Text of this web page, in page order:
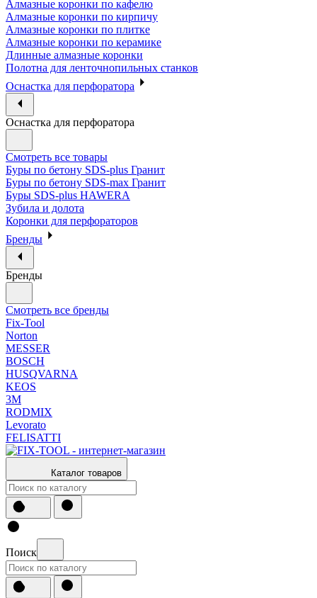
Алмазные коронки по кафелю
Алмазные коронки по кирпичу
Алмазные коронки по плитке
Алмазные коронки по керамике
Длинные алмазные коронки
Полотна для ленточнопильных станков
Оснастка для перфоратора
Оснастка для перфоратора
Смотреть все товары
Буры по бетону SDS-plus Гранит
Буры по бетону SDS-max Гранит
Буры SDS-plus HAWERA
Зубила и долота
Коронки для перфораторов
Бренды
Бренды
Смотреть все бренды
Fix-Tool
Norton
MESSER
BOSCH
HUSQVARNA
KEOS
3М
RODMIX
Levorato
FELISATTI
Каталог товаров
Поиск